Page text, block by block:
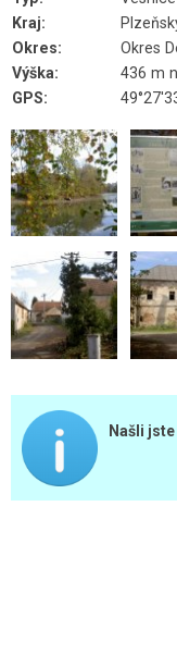
Kraj:
Okres:
Okres
Výška:
436 m
GPS:
Našli